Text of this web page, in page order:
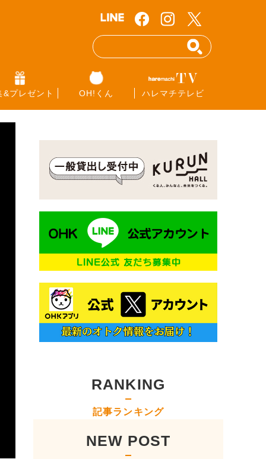
&プレゼント OH!くん ハレマチテレビ
RANKING
記事ランキング
NEW POST